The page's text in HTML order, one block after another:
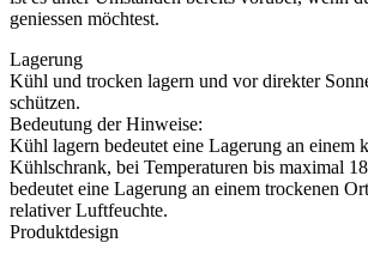
geniessen möchtest.
Lagerung
Kühl und trocken lagern und vor direkter
schützen.
Bedeutung der Hinweise:
Kühl lagern bedeutet eine Lagerung an einem
Kühlschrank, bei Temperaturen bis maximal
bedeutet eine Lagerung an einem trockenen
relativer Luftfeuchte.
Produktdesign